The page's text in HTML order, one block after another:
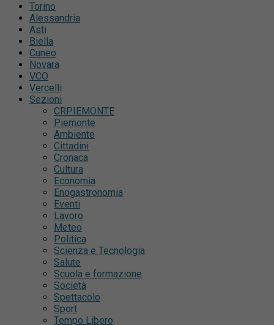
Torino
Alessandria
Asti
Biella
Cuneo
Novara
VCO
Vercelli
Sezioni
CRPIEMONTE
Piemonte
Ambiente
Cittadini
Cronaca
Cultura
Economia
Enogastronomia
Eventi
Lavoro
Meteo
Politica
Scienza e Tecnologia
Salute
Scuola e formazione
Società
Spettacolo
Sport
Tempo Libero